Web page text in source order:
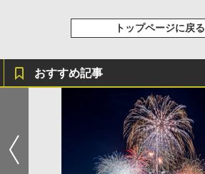
トップページに戻る
おすすめ記事